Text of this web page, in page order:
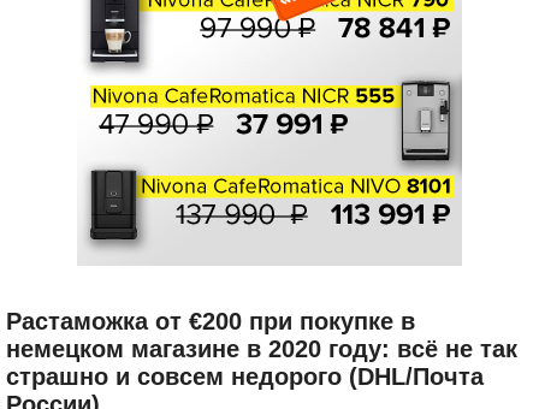
Растаможка от €200 при покупке в
немецком магазине в 2020 году: всё не так
страшно и совсем недорого (DHL/Почта